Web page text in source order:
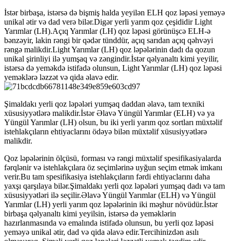
İstər birbaşa, istərsə də bişmiş halda yeyilən ELH qoz ləpəsi yeməyə
unikal ətir və dad verə bilər.Digər yerli yarım qoz çeşididir Light
Yarımlar (LH).Açıq Yarımlar (LH) qoz ləpəsi görünüşcə ELH-ə
bənzəyir, lakin rəngi bir qədər tünddür, açıq sarıdan açıq qəhvəyi
rəngə malikdir.Light Yarımlar (LH) qoz ləpələrinin dadı da qozun
unikal şirinliyi ilə yumşaq və zəngindir.İstər qəlyanaltı kimi yeyilir,
istərsə də yeməkdə istifadə olunsun, Light Yarımlar (LH) qoz ləpəsi
yeməklərə ləzzət və qida əlavə edir.
Şimaldakı yerli qoz ləpələri yumşaq daddan əlavə, tam texniki
xüsusiyyətlərə malikdir.İstər Əlavə Yüngül Yarımlar (ELH) və ya
Yüngül Yarımlar (LH) olsun, bu iki yerli yarım qoz sortları müxtəlif
istehlakçıların ehtiyaclarını ödəyə bilən müxtəlif xüsusiyyətlərə
malikdir.
Qoz ləpələrinin ölçüsü, forması və rəngi müxtəlif spesifikasiyalarda
fərqlənir və istehlakçılara öz seçimlərinə uyğun seçim etmək imkanı
verir.Bu tam spesifikasiya istehlakçıların fərdi ehtiyaclarını daha
yaxşı qarşılaya bilər.Şimaldakı yerli qoz ləpələri yumşaq dadı və tam
xüsusiyyətləri ilə seçilir.Əlavə Yüngül Yarımlar (ELH) və Yüngül
Yarımlar (LH) yerli yarım qoz ləpələrinin iki məşhur növüdür.İstər
birbaşa qəlyanaltı kimi yeyilsin, istərsə də yeməklərin
hazırlanmasında və emalında istifadə olunsun, bu yerli qoz ləpəsi
yeməyə unikal ətir, dad və qida əlavə edir.Tercihinizdən asılı